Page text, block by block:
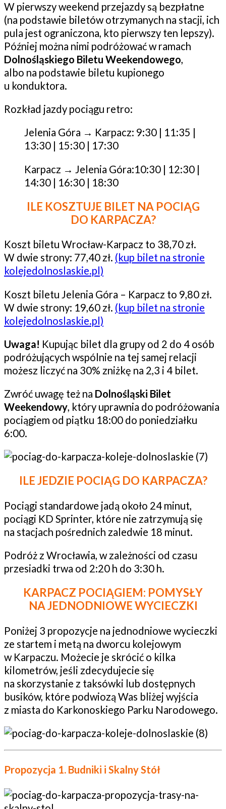
W pierwszy weekend przejazdy są bezpłatne
(na podstawie biletów otrzymanych na stacji, ich
pula jest ograniczona, kto pierwszy ten lepszy).
Później można nimi podróżować w ramach
Dolnośląskiego Biletu Weekendowego,
albo na podstawie biletu kupionego
u konduktora.
Rozkład jazdy pociągu retro:
Jelenia Góra → Karpacz: 9:30 | 11:35 |
13:30 | 15:30 | 17:30
Karpacz → Jelenia Góra:10:30 | 12:30 |
14:30 | 16:30 | 18:30
ILE KOSZTUJE BILET NA POCIĄG
DO KARPACZA?
Koszt biletu Wrocław-Karpacz to 38,70 zł.
W dwie strony: 77,40 zł. (kup bilet na stronie
kolejedolnoslaskie.pl)
Koszt biletu Jelenia Góra – Karpacz to 9,80 zł.
W dwie strony: 19,60 zł. (kup bilet na stronie
kolejedolnoslaskie.pl)
Uwaga! Kupując bilet dla grupy od 2 do 4 osób
podróżujących wspólnie na tej samej relacji
możesz liczyć na 30% zniżkę na 2,3 i 4 bilet.
Zwróć uwagę też na Dolnośląski Bilet
Weekendowy, który uprawnia do podróżowania
pociągiem od piątku 18:00 do poniedziałku
6:00.
ILE JEDZIE POCIĄG DO KARPACZA?
Pociągi standardowe jadą około 24 minut,
pociągi KD Sprinter, które nie zatrzymują się
na stacjach pośrednich zaledwie 18 minut.
Podróż z Wrocławia, w zależności od czasu
przesiadki trwa od 2:20 h do 3:30 h.
KARPACZ POCIĄGIEM: POMYSŁY
NA JEDNODNIOWE WYCIECZKI
Poniżej 3 propozycje na jednodniowe wycieczki
ze startem i metą na dworcu kolejowym
w Karpaczu. Możecie je skrócić o kilka
kilometrów, jeśli zdecydujecie się
na skorzystanie z taksówki lub dostępnych
busików, które podwiozą Was bliżej wyjścia
z miasta do Karkonoskiego Parku Narodowego.
Propozycja 1. Budniki i Skalny Stół